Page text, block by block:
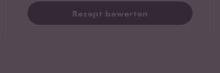
Rezept bewerten